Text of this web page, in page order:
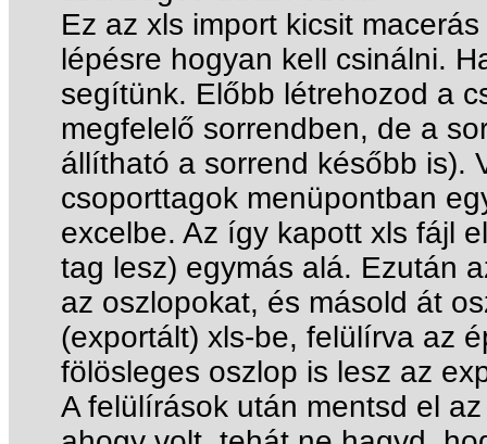
Ez az xls import kicsit
lépésre hogyan kell csinálni.
segítünk. Előbb létrehozod a
megfelelő sorrendben, de a
állítható a sorrend később is).
csoporttagok menüpontban
excelbe. Az így kapott xls fájl
tag lesz) egymás alá. Ezután
az oszlopokat, és másold át
(exportált) xls-be, felülírva az
fölösleges oszlop is lesz az
A felülírások után mentsd el